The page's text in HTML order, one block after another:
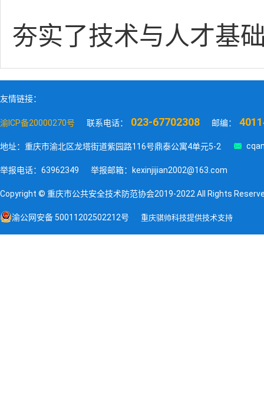
夯实了技术与人才基
友情链接：
渝ICP备20000270号 联系电话： 023-67702308 邮编：
地址：重庆市渝北区龙塔街道紫园路116号鼎泰公寓4单元5-2 
举报电话：63962349 举报邮箱：kexinjijian2002@163.com
Copyright © 重庆市公共安全技术防范协会2019-2022 All Rights
渝公网安备 50011202502212号 重庆骐帅科技提供技术支持